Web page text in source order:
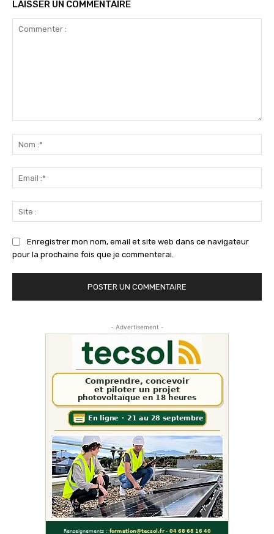
LAISSER UN COMMENTAIRE
:*
:*
:
Enregistrer mon nom, email et site web dans ce navigateur
pour la prochaine fois que je commenterai.
- Advertisement -